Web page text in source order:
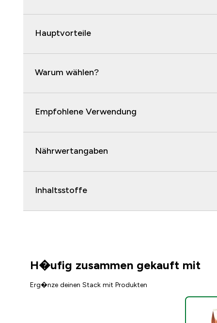
Hauptvorteile
Warum wählen?
Empfohlene Verwendung
Nährwertangaben
Inhaltsstoffe
H�ufig zusammen gekauft mit
Erg�nze deinen Stack mit Produkten